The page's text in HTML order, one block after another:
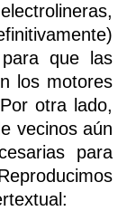
que las
los motores
otra lado,
vecinos aún
para
: